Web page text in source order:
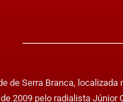
de Serra Branca,
2009 pelo radialista Júnior